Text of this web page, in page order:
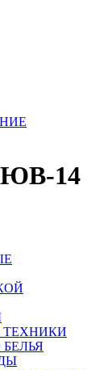
ЮВ-14
ТЕХНИКИ